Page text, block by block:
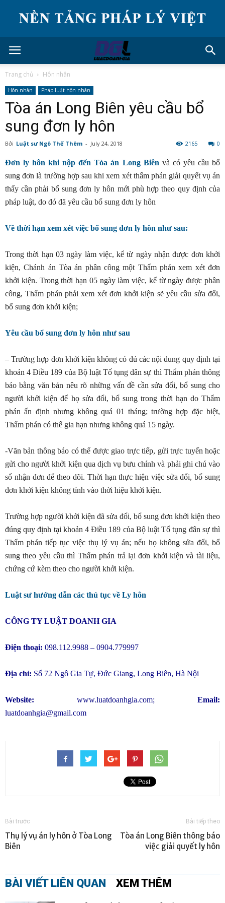
Trang chủ Hôn nhân
Hôn nhân Pháp luật hôn nhân
Tòa án Long Biên yêu cầu bổ
sung đơn ly hôn
Bởi Luật sư Ngô Thế Thêm - July 24, 2018 0
2165
Đơn ly hôn khi nộp đến Tòa án Long Biên và có yêu cầu bổ
sung đơn là trường hợp sau khi xem xét thẩm phán giải quyết vụ án
thấy cần phải bổ sung đơn ly hôn mới phù hợp theo quy định của
pháp luật, do đó đã yêu cầu bổ sung đơn ly hôn
Về thời hạn xem xét việc bổ sung đơn ly hôn như sau:
Trong thời hạn 03 ngày làm việc, kể từ ngày nhận được đơn khởi
kiện, Chánh án Tòa án phân công một Thẩm phán xem xét đơn
khởi kiện. Trong thời hạn 05 ngày làm việc, kể từ ngày được phân
công, Thẩm phán phải xem xét đơn khởi kiện sẽ yêu cầu sửa đổi,
bổ sung đơn khởi kiện;
Yêu cầu bổ sung đơn ly hôn như sau
– Trường hợp đơn khởi kiện không có đủ các nội dung quy định tại
khoản 4 Điều 189 của Bộ luật Tố tụng dân sự thì Thẩm phán thông
báo bằng văn bản nêu rõ những vấn đề cần sửa đổi, bổ sung cho
người khởi kiện để họ sửa đổi, bổ sung trong thời hạn do Thẩm
phán ấn định nhưng không quá 01 tháng; trường hợp đặc biệt,
Thẩm phán có thể gia hạn nhưng không quá 15 ngày.
-Văn bản thông báo có thể được giao trực tiếp, gửi trực tuyến hoặc
gửi cho người khởi kiện qua dịch vụ bưu chính và phải ghi chú vào
sổ nhận đơn để theo dõi. Thời hạn thực hiện việc sửa đổi, bổ sung
đơn khởi kiện không tính vào thời hiệu khởi kiện.
Trường hợp người khởi kiện đã sửa đổi, bổ sung đơn khởi kiện theo
đúng quy định tại khoản 4 Điều 189 của Bộ luật Tố tụng đân sự thì
Thẩm phán tiếp tục việc thụ lý vụ án; nếu họ không sửa đổi, bổ
sung theo yêu cầu thì Thẩm phán trả lại đơn khởi kiện và tài liệu,
chứng cứ kèm theo cho người khởi kiện.
Luật sư hướng dẫn các thủ tục về Ly hôn
CÔNG TY LUẬT DOANH GIA
Điện thoại: 098.112.9988 – 0904.779997
Địa chỉ: Số 72 Ngô Gia Tự, Đức Giang, Long Biên, Hà Nội
Website: www.luatdoanhgia.com; Email:
luatdoanhgia@gmail.com
Bài trước
Thụ lý vụ án ly hôn ở Tòa Long
Biên
Bài tiếp theo
Tòa án Long Biên thông báo
việc giải quyết ly hôn
BÀI VIẾT LIÊN QUAN XEM THÊM